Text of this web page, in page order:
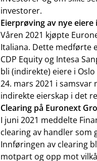
investorer.
Eierprøving av nye eiere
Våren 2021 kjøpte
Italiana. Dette medførte
CDP Equity og Intesa
bli (indirekte) eiere i
24. mars 2021 i
indirekte eierskap i det
Clearing på Euronext
I juni 2021 meddelte
clearing av handler
Innføringen av clearing
motpart og opp mot